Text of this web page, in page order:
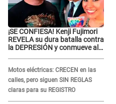
¡SE CONFIESA! Kenji Fujimori
REVELA su dura batalla contra
la DEPRESIÓN y conmueve al
Motos eléctricas: CRECEN en las
calles, pero siguen SIN REGLAS
claras para su REGISTRO